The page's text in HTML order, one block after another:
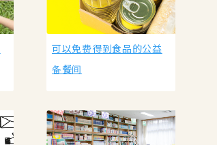
可以免费得到食品的公益
备餐间